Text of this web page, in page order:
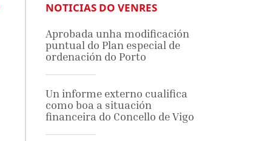
NOTICIAS DO VENRES
Aprobada unha modificación
puntual do Plan especial de
ordenación do Porto
Un informe externo cualifica
como boa a situación
financeira do Concello de Vigo